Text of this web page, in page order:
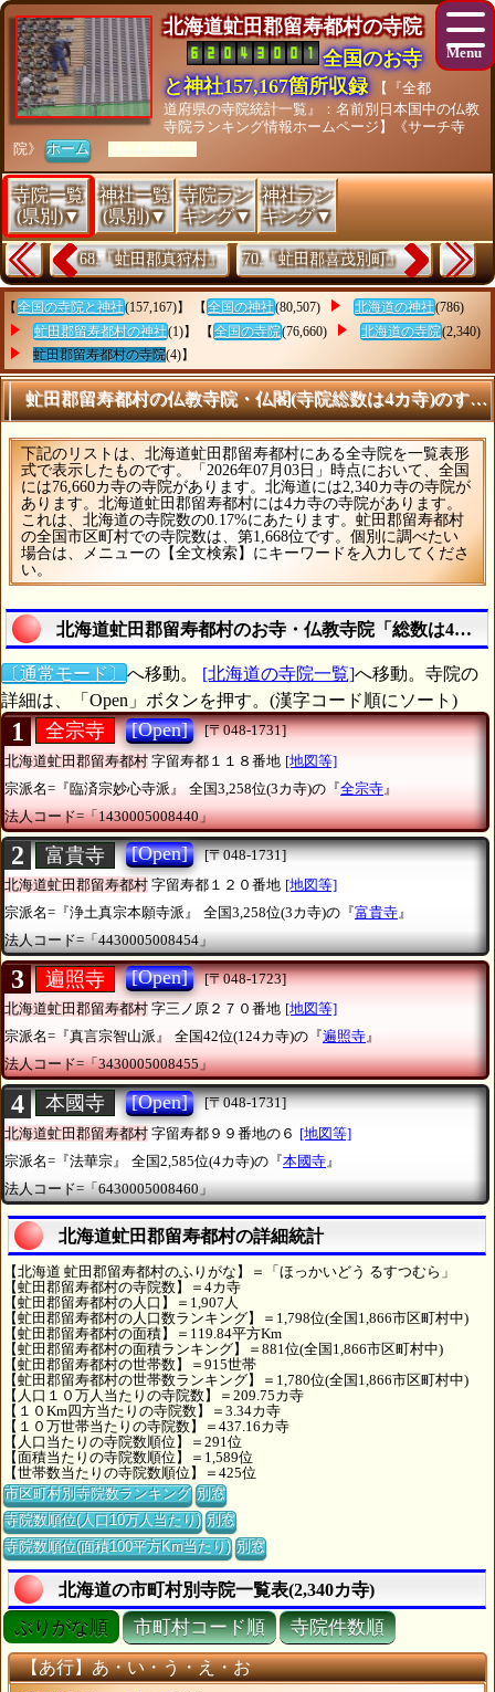
北海道虻田郡留寿都村の寺院
全国のお寺
と神社157,167箇所収録
【『全都
道府県の寺院統計一覧』：名前別日本国中の仏教
寺院ランキング情報ホームページ】《サーチ寺
院》ホーム [As of 26/07/28]
寺院一覧
(県別)▼
神社一覧
(県別)▼
寺院ラン
キング▼
神社ラン
キング▼
68.『虻田郡真狩村』 70.『虻田郡喜茂別町』
【 全国の寺院と神社(157,167)】 【 全国の神社(80,507) 北海道の神社(786)
虻田郡留寿都村の神社(1)】 【 全国の寺院(76,660) 北海道の寺院(2,340)
虻田郡留寿都村の寺院(4)】
虻田郡留寿都村の仏教寺院・仏閣(寺院総数は4カ寺)のすべ
下記のリストは、北海道虻田郡留寿都村にある全寺院を一覧表形
式で表示したものです。「2026年07月03日」時点において、全国
には76,660カ寺の寺院があります。北海道には2,340カ寺の寺院が
あります。北海道虻田郡留寿都村には4カ寺の寺院があります。
これは、北海道の寺院数の0.17%にあたります。虻田郡留寿都村
の全国市区町村での寺院数は、第1,668位です。個別に調べたい
場合は、メニューの【全文検索】にキーワードを入力してくださ
い。
北海道虻田郡留寿都村のお寺・仏教寺院「総数は4カ寺
〔通常モード〕 へ移動。 [北海道の寺院一覧]へ移動。寺院の
詳細は、「Open」ボタンを押す。(漢字コード順にソート)
1 全宗寺 [Open]
[〒048-1731]
北海道虻田郡留寿都村 字留寿都１１８番地 [地図等]
宗派名=『臨済宗妙心寺派』
全国3,258位(3カ寺)の『全宗寺 』
法人コード=「1430005008440」
2 富貴寺 [Open]
[〒048-1731]
北海道虻田郡留寿都村 字留寿都１２０番地 [地図等]
宗派名=『浄土真宗本願寺派』
全国3,258位(3カ寺)の『富貴寺』
法人コード=「4430005008454」
3 遍照寺 [Open]
[〒048-1723]
北海道虻田郡留寿都村 字三ノ原２７０番地 [地図等]
宗派名=『真言宗智山派』
全国42位(124カ寺)の『遍照寺』
法人コード=「3430005008455」
4 本國寺 [Open]
[〒048-1731]
北海道虻田郡留寿都村 字留寿都９９番地の６ [地図等]
宗派名=『法華宗』
全国2,585位(4カ寺)の『本國寺 』
法人コード=「6430005008460」
北海道虻田郡留寿都村の詳細統計
【北海道 虻田郡留寿都村のふりがな】＝「ほっかいどう るすつむら」
【虻田郡留寿都村の寺院数】＝4カ寺
【虻田郡留寿都村の人口】＝1,907人
【虻田郡留寿都村の人口数ランキング】＝1,798位(全国1,866市区町村中)
【虻田郡留寿都村の面積】＝119.84平方Km
【虻田郡留寿都村の面積ランキング】＝881位(全国1,866市区町村中)
【虻田郡留寿都村の世帯数】＝915世帯
【虻田郡留寿都村の世帯数ランキング】＝1,780位(全国1,866市区町村中)
【人口１０万人当たりの寺院数】＝209.75カ寺
【１０Km四方当たりの寺院数】＝3.34カ寺
【１０万世帯当たりの寺院数】＝437.16カ寺
【人口当たりの寺院数順位】＝291位
【面積当たりの寺院数順位】＝1,589位
【世帯数当たりの寺院数順位】＝425位
市区町村別寺院数ランキング 別窓
寺院数順位(人口10万人当たり) 別窓
寺院数順位(面積100平方Km当たり) 別窓
北海道の市町村別寺院一覧表(2,340カ寺)
ぶりがな順 市町村コード順 寺院件数順
【あ行】あ・い・う・え・お